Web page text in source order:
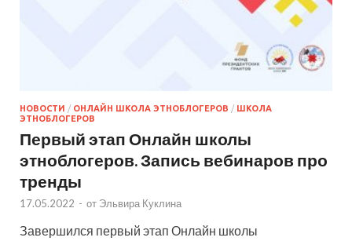
НОВОСТИ / ОНЛАЙН ШКОЛА ЭТНОБЛОГЕРОВ / ШКОЛА
ЭТНОБЛОГЕРОВ
Первый этап Онлайн школы
этноблогеров. Запись вебинаров про
тренды
17.05.2022 - от Эльвира Куклина
Завершился первый этап Онлайн школы